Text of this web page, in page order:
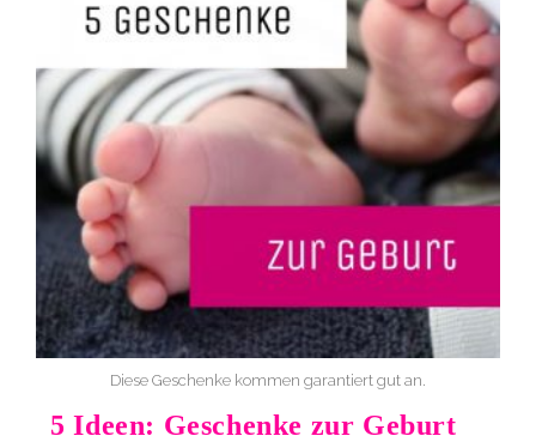
Diese Geschenke kommen garantiert gut an.
5 Ideen: Geschenke zur Geburt